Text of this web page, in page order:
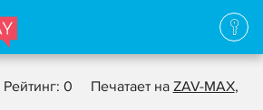
Рейтинг: 0 Печатает на ZAV-MAX,